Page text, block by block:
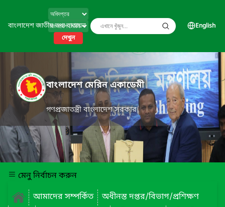
বাংলাদেশ জাতীয় তথ্য বাতায়ন
দেখুন
English
বাংলাদেশ মেরিন একাডেমী
গণপ্রজাতন্ত্রী বাংলাদেশ সরকার
মেনু নির্বাচন করুন
আমাদের সম্পর্কিত
অধীনস্ত দপ্তর/বিভাগ/প্রশিক্ষণ